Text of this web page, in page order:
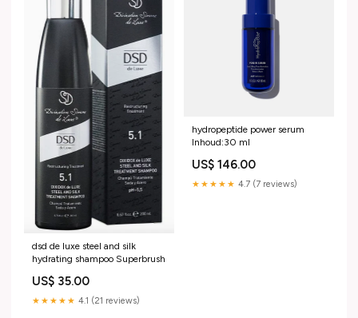
dsd de luxe steel and silk
hydrating shampoo Superbrush
US$ 35.00
★★★★★ 4.1 (21 reviews)
hydropeptide power serum
Inhoud:30 ml
US$ 146.00
★★★★★ 4.7 (7 reviews)